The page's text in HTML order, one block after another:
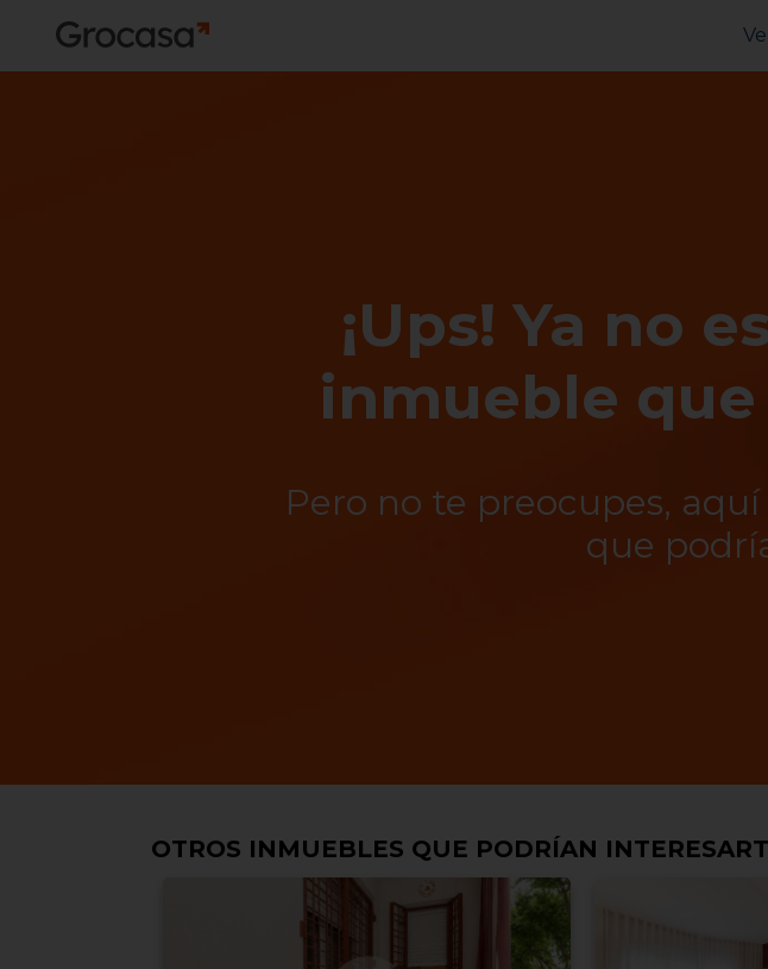
¡Ups! Ya no
inmueble
Pero no te preocupes,
que
OTROS INMUEBLES QUE PODRÍAN